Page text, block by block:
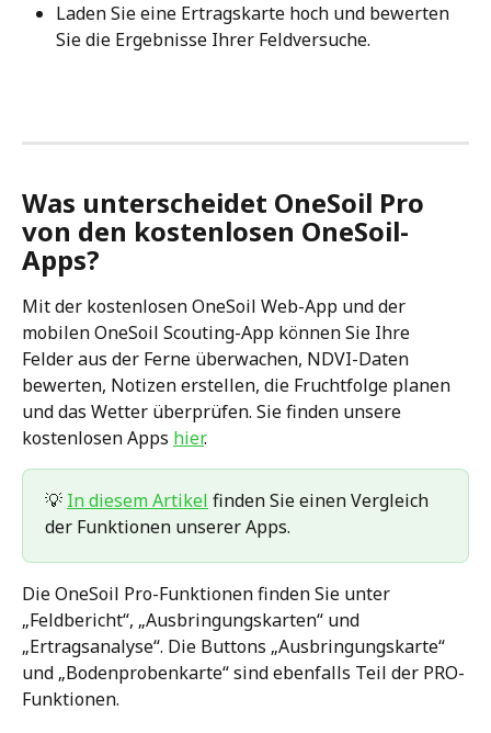
Laden Sie eine Ertragskarte hoch und bewerten
Sie die Ergebnisse Ihrer Feldversuche.
Was unterscheidet OneSoil Pro
von den kostenlosen OneSoil-
Apps?
Mit der kostenlosen OneSoil Web-App und der
mobilen OneSoil Scouting-App können Sie Ihre
Felder aus der Ferne überwachen, NDVI-Daten
bewerten, Notizen erstellen, die Fruchtfolge planen
und das Wetter überprüfen. Sie finden unsere
kostenlosen Apps hier.
💡 In diesem Artikel finden Sie einen Vergleich
der Funktionen unserer Apps.
Die OneSoil Pro-Funktionen finden Sie unter
„Feldbericht“, „Ausbringungskarten“ und
„Ertragsanalyse“. Die Buttons „Ausbringungskarte“
und „Bodenprobenkarte“ sind ebenfalls Teil der PRO-
Funktionen.